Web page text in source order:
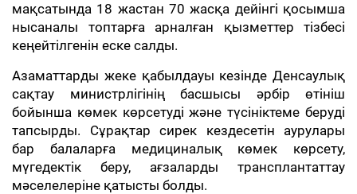
мақсатында 18 жастан 70 жасқа дейінгі қосымша
нысаналы топтарға арналған қызметтер тізбесі
кеңейтілгенін еске салды.
Азаматтарды жеке қабылдауы кезінде Денсаулық
сақтау министрлігінің басшысы әрбір өтініш
бойынша көмек көрсетуді және түсініктеме беруді
тапсырды. Сұрақтар сирек кездесетін аурулары
бар балаларға медициналық көмек көрсету,
мүгедектік беру, ағзаларды трансплантаттау
мәселелеріне қатысты болды.